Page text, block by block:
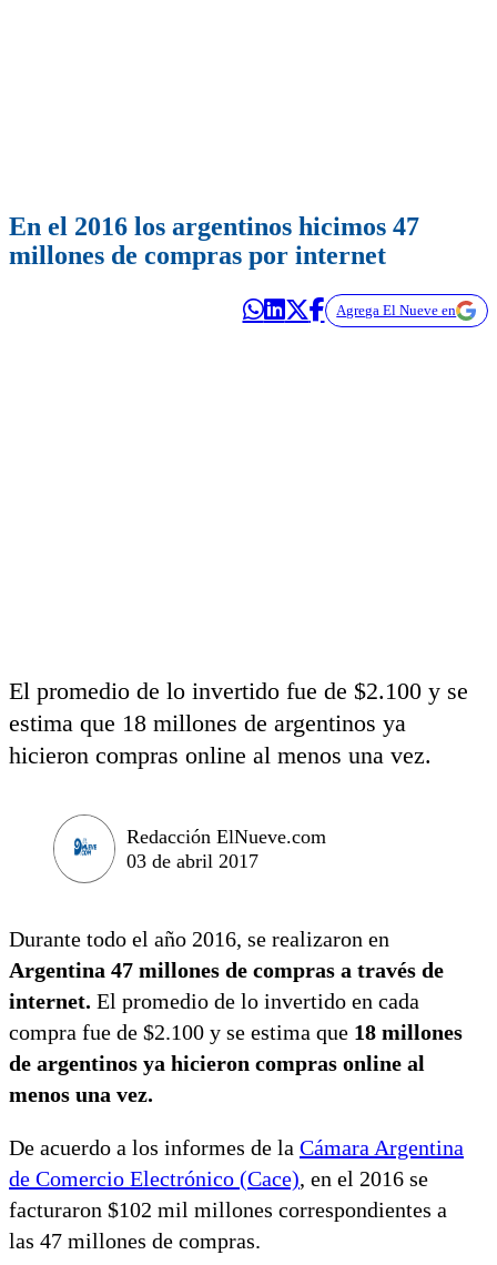
En el 2016 los argentinos hicimos 47
millones de compras por internet
Agrega El Nueve en
El promedio de lo invertido fue de $2.100 y se
estima que 18 millones de argentinos ya
hicieron compras online al menos una vez.
Redacción ElNueve.com
03 de abril 2017
Durante todo el año 2016, se realizaron en
Argentina 47 millones de compras a través de
internet. El promedio de lo invertido en cada
compra fue de $2.100 y se estima que 18 millones
de argentinos ya hicieron compras online al
menos una vez.
De acuerdo a los informes de la Cámara Argentina
de Comercio Electrónico (Cace), en el 2016 se
facturaron $102 mil millones correspondientes a
las 47 millones de compras.